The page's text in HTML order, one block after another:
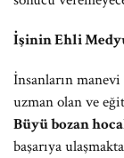
İşinin Ehli
İnsanların
uzman olan ve
Büyü bozan
başarıya